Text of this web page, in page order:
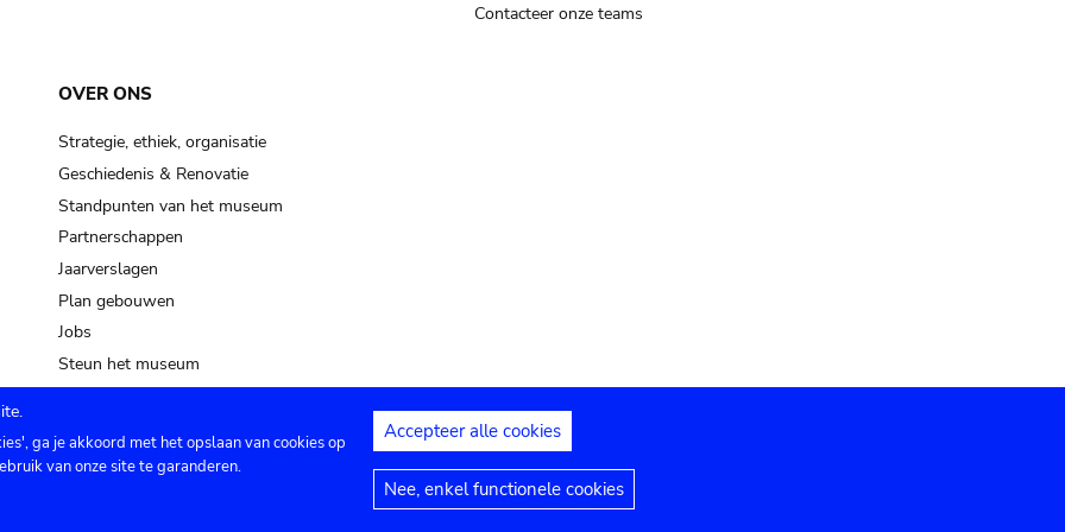
Contacteer onze teams
OVER ONS
Strategie, ethiek, organisatie
Geschiedenis & Renovatie
Standpunten van het museum
Partnerschappen
Jaarverslagen
Plan gebouwen
Jobs
Steun het museum
Privacy instellingen Juridische mededelingen
ga je akkoord met het opslaan van cookies op
van onze site te garanderen.
Accepteer alle cookies
Nee, enkel functionele cookies